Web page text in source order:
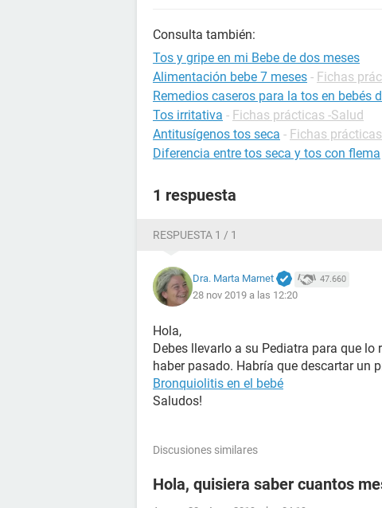
Consulta también:
Tos y gripe en mi Bebe de dos meses
Alimentación bebe 7 meses - Fichas
Remedios caseros para la tos en bebés
Tos irritativa - Fichas prácticas -Salud
Antitusígenos tos seca - Fichas
Diferencia entre tos seca y tos con flema
1 respuesta
RESPUESTA 1 / 1
Dra. Marta Marnet 47.660
28 nov 2019 a las 12:20
Hola,
Debes llevarlo a su Pediatra para que
haber pasado. Habría que descartar un
Bronquiolitis en el bebé
Saludos!
Discusiones similares
Hola, quisiera saber cuantos